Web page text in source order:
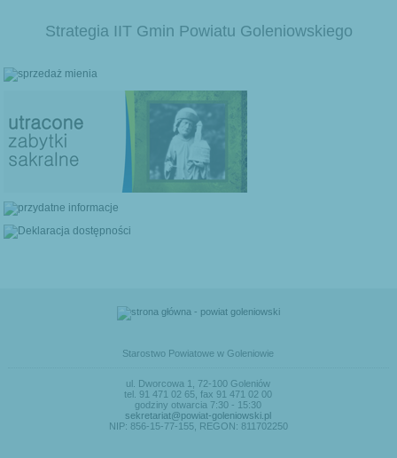
Strategia IIT Gmin Powiatu Goleniowskiego
Starostwo Powiatowe w Goleniowie
ul. Dworcowa 1, 72-100 Goleniów
tel. 91 471 02 65, fax 91 471 02 00
godziny otwarcia 7:30 - 15:30
sekretariat@powiat-goleniowski.pl
NIP: 856-15-77-155, REGON: 811702250